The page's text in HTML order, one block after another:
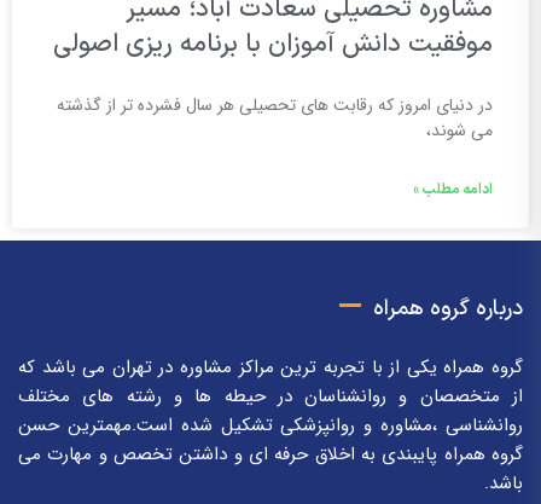
مشاوره تحصیلی سعادت آباد؛ مسیر
موفقیت دانش آموزان با برنامه ریزی اصولی
در دنیای امروز که رقابت های تحصیلی هر سال فشرده تر از گذشته
می شوند،
ادامه مطلب »
درباره گروه همراه
گروه همراه یکی از با تجربه ترین مراکز مشاوره در تهران می باشد که
از متخصصان و روانشناسان در حیطه ها و رشته های مختلف
روانشناسی ،مشاوره و روانپزشکی تشکیل شده است.مهمترین حسن
گروه همراه پایبندی به اخلاق حرفه ای و داشتن تخصص و مهارت می
باشد.